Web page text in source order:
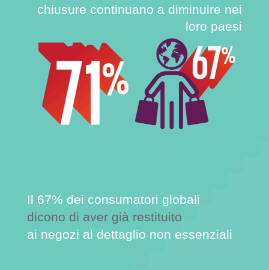
chiusure continuano a diminuire nei
loro paesi
Il 67% dei consumatori globali
dicono di aver già restituito
ai negozi al dettaglio non essenziali